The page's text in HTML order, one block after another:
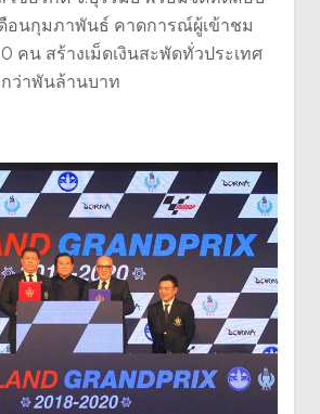
ดือนกุมภาพันธ์ คาดการณ์ผู้เข้าชม
คน สร้างเม็ดเงินสะพัดทั่วประเทศ
กว่าพันล้านบาท